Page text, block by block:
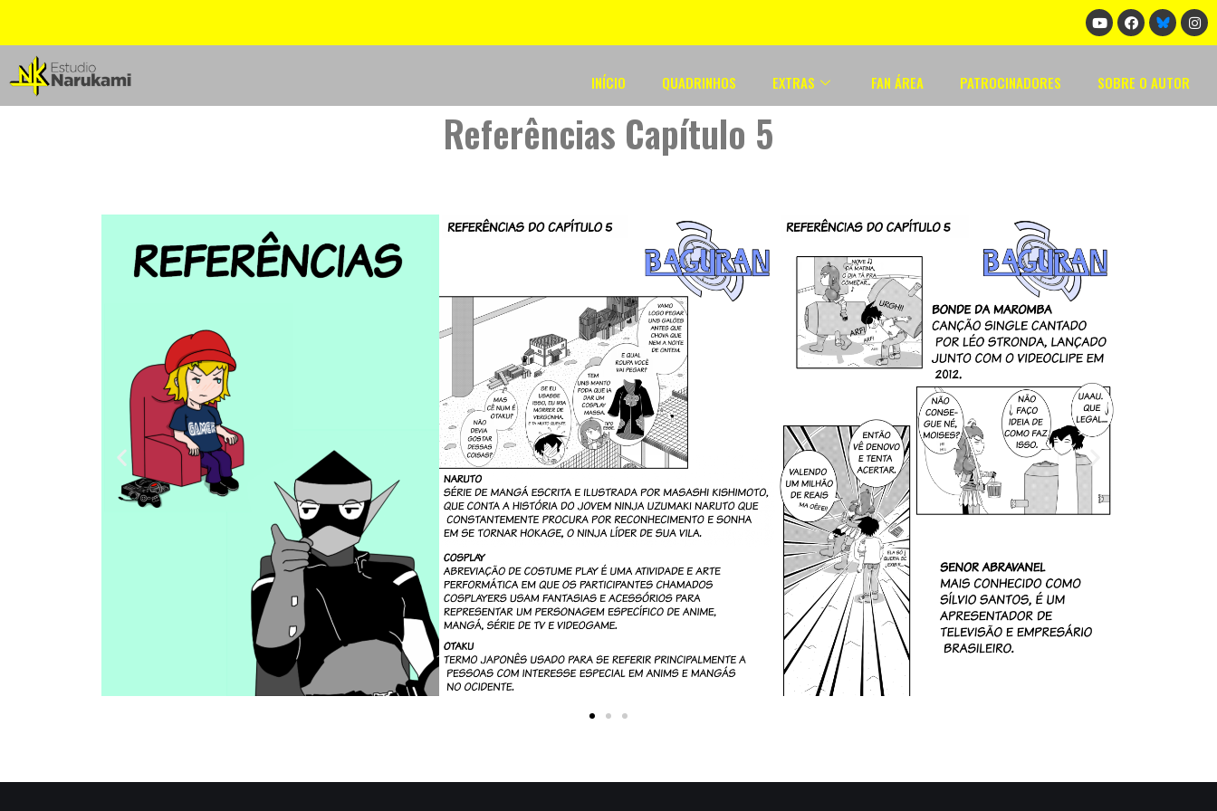
INÍCIO QUADRINHOS EXTRAS FAN ÁREA PATROCINADORES SOBRE O AUTOR
Referências Capítulo 5